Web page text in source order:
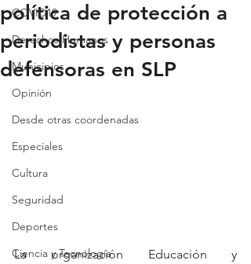
COVID19
Derechos Humanos
Municipios
Opinión
Desde otras coordenadas
Especiales
Cultura
Seguridad
Deportes
Ciencia y Tecnología
política de protección a
periodistas y personas
defensoras en SLP
La organización Educación y